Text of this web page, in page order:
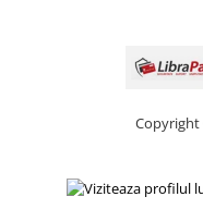
Copyright